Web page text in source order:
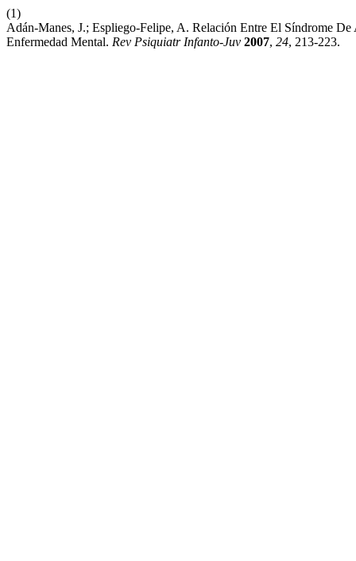
(1)
Adán-Manes, J.; Espliego-Felipe, A. Relación Entre El Síndrome
Enfermedad Mental. Rev Psiquiatr Infanto-Juv 2007, 24, 213-223.